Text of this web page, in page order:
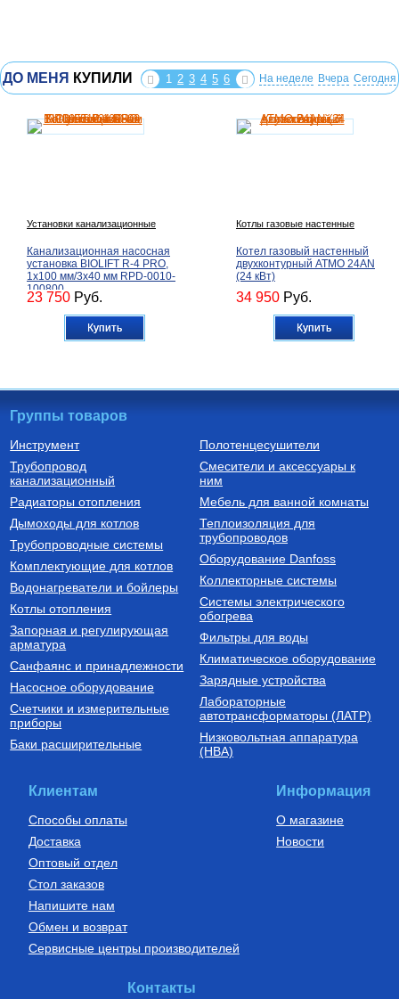
ДО МЕНЯ КУПИЛИ 1 2 3 4 5 6 На неделе Вчера Сегодня
Установки канализационные
Канализационная насосная
установка BIOLIFT R-4 PRO,
1х100 мм/3х40 мм RPD-0010-
100800
23 750 Руб.
Купить
Котлы газовые настенные
Котел газовый настенный
двухконтурный ATMO 24AN
(24 кВт)
34 950 Руб.
Купить
Автоматика для насосов
2200 Вт FIL-10 2,2 кВт
(инвертор) с датчиком
9 750Руб.
Купить
Котлы газовые настенные
Котел газовый настенный
двухконтурный CARES X 24
CF, арт. 3300888
60 510Руб.
Установки канализационные
SANIVORT 405 М (боковой
14 390Руб.
Купить
Бойлеры (водонагреватели
косвенного нагрева)
Водонагреватель (бойлер)
61 380Руб.
Купить
Насосы циркуляционные
Циркуляционный насос TOP-S
80/10 PN10 DM, арт. 2165544
Автоматика для насосов
Группы товаров
Инструмент
Трубопровод
канализационный
Радиаторы отопления
Дымоходы для котлов
Трубопроводные системы
Комплектующие для котлов
Водонагреватели и бойлеры
Котлы отопления
Запорная и регулирующая
арматура
Санфаянс и принадлежности
Насосное оборудование
Счетчики и измерительные
приборы
Баки расширительные
Полотенцесушители
Смесители и аксессуары к
ним
Мебель для ванной комнаты
Теплоизоляция для
трубопроводов
Оборудование Danfoss
Коллекторные системы
Системы электрического
обогрева
Фильтры для воды
Климатическое оборудование
Зарядные устройства
Лабораторные
автотрансформаторы (ЛАТР)
Низковольтная аппаратура
(НВА)
Клиентам
Способы оплаты
Доставка
Оптовый отдел
Стол заказов
Напишите нам
Обмен и возврат
Сервисные центры производителей
Информация
О магазине
Новости
Контакты